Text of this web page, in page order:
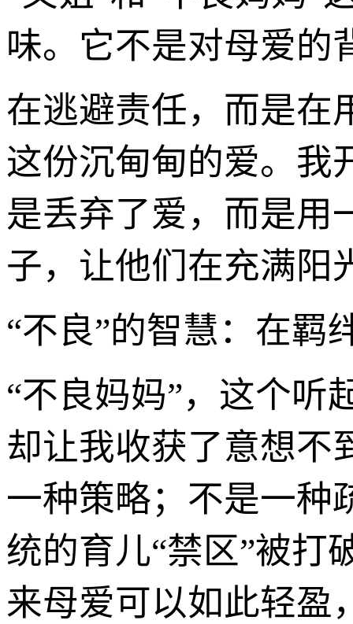
味。它不是对母爱
在逃避责任，而是在
这份沉甸甸的爱。我
是丢弃了爱，而是用
子，让他们在充满阳
“不良”的智慧：在羁
“不良妈妈”，这个听
却让我收获了意想不
一种策略；不是一种
统的育儿“禁区”被打
来母爱可以如此轻盈